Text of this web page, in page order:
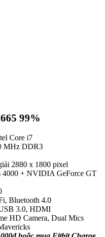
99%
Core i7
MHz DDR3
2880 x 1800 pixel
4000 + NVIDIA GeForce GT
Bluetooth 4.0
3.0, HDMI
HD Camera, Dual Mics